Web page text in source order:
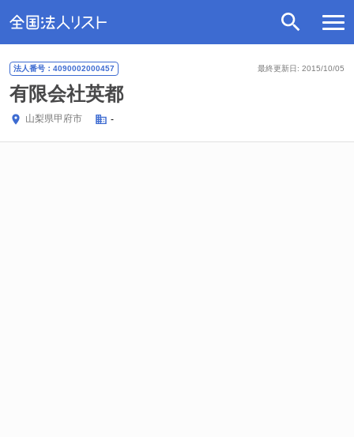
最終更新日: 2015/10/05
法人番号：4090002000457
有限会社英都
山梨県甲府市 -